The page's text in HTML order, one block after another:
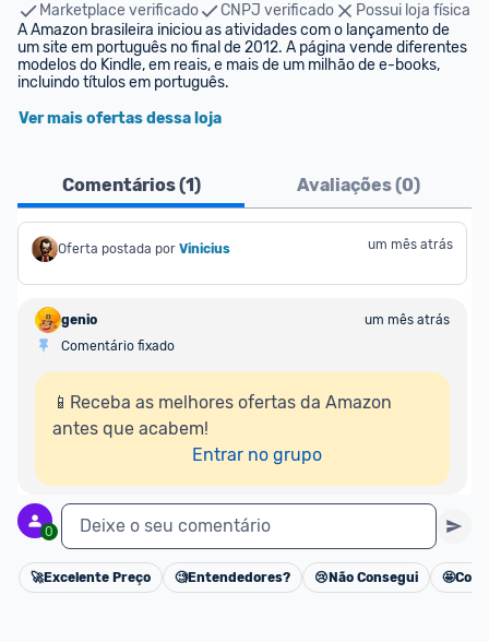
Marketplace verificado
CNPJ verificado
Possui loja física
A Amazon brasileira iniciou as atividades com o lançamento de
um site em português no final de 2012. A página vende diferentes
modelos do Kindle, em reais, e mais de um milhão de e-books,
incluindo títulos em português.
Ver mais ofertas dessa loja
Comentários (1) Avaliações (0)
Oferta postada por Vinicius um mês atrás
genio
um mês atrás
Comentário fixado
📱Receba as melhores ofertas da Amazon
antes que acabem!
Entrar no grupo
0 Deixe o seu comentário
Cancelar
🚀Excelente Preço 🧐Entendedores? 😢 Não Consegui 🤩